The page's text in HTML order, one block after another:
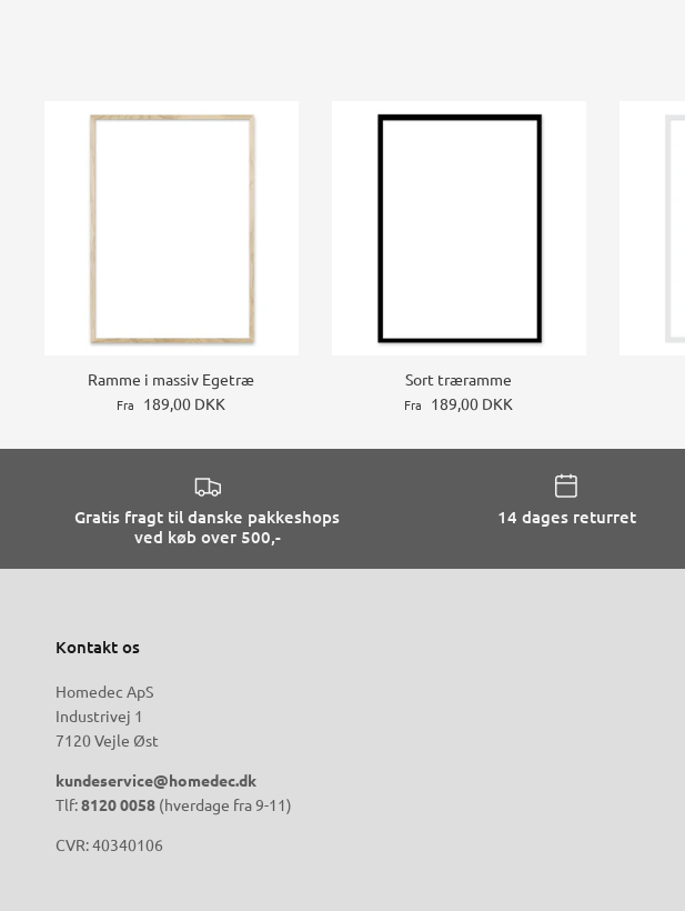
Ramme i massiv Egetræ
Fra 189,00 DKK
Sort træramme
Fra 189,00 DKK
Gratis fragt til danske pakkeshops
ved køb over 500,-
14 dages returret
Kontakt os
Homedec ApS
Industrivej 1
7120 Vejle Øst
kundeservice@homedec.dk
Tlf:8120 0058 (hverdage fra 9-11)
CVR: 40340106